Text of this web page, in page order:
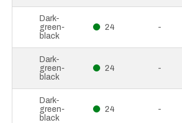
Dark-
green-
black
24 -
Dark-
green-
black
24 -
Dark-
green-
black
24 -